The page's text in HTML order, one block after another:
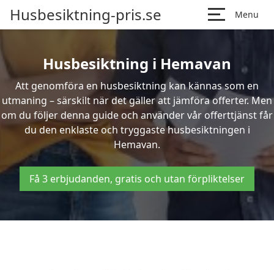
Husbesiktning-pris.se Menu
Husbesiktning i Hemavan
Att genomföra en husbesiktning kan kännas som en
utmaning – särskilt när det gäller att jämföra offerter. Men
om du följer denna guide och använder vår offerttjänst får
du den enklaste och tryggaste husbesiktningen i
Hemavan.
Få 3 erbjudanden, gratis och utan förpliktelser